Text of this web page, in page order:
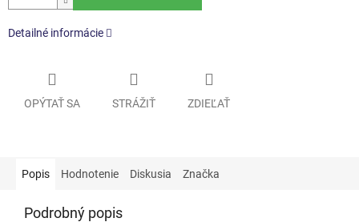
Detailné informácie
OPÝTAŤ SA STRÁŽIŤ ZDIEĽAŤ
Popis Hodnotenie Diskusia Značka
Podrobný popis